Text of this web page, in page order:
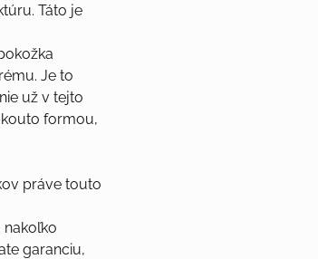
Táto je
Je to
už v tejto
formou,
práve touto
nakoľko
garanciu,